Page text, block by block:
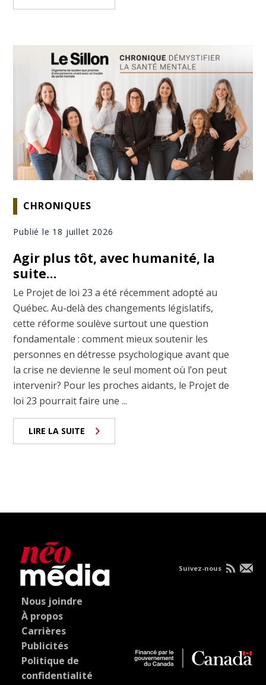
CHRONIQUES
Publié le 18 juillet 2026
Agir plus tôt, avec humanité, la
suite…
Le Projet de loi 23 a été récemment adopté au
Québec. Au-delà des changements législatifs,
cette réforme soulève surtout une question
fondamentale : comment mieux soutenir les
personnes en détresse psychologique avant que
la crise ne devienne le seul moment où l’on peut
intervenir? Pour les proches aidants, le Projet de
loi 23 pourrait faire une ...
LIRE LA SUITE
Nous joindre
À propos
Carrières
Publicités
Politique de
confidentialité
Suivez-nous